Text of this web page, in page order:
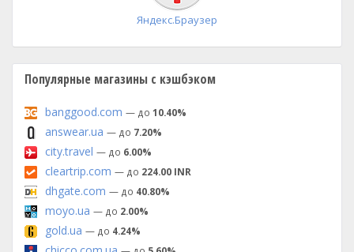
Яндекс.Браузер
Популярные магазины с кэшбэком
banggood.com — до 10.40%
answear.ua — до 7.20%
city.travel — до 6.00%
cleartrip.com — до 224.00 INR
dhgate.com — до 40.80%
moyo.ua — до 2.00%
gold.ua — до 4.24%